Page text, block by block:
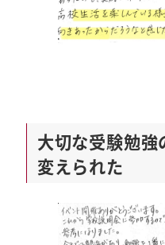
大切な受験勉強
変えられた